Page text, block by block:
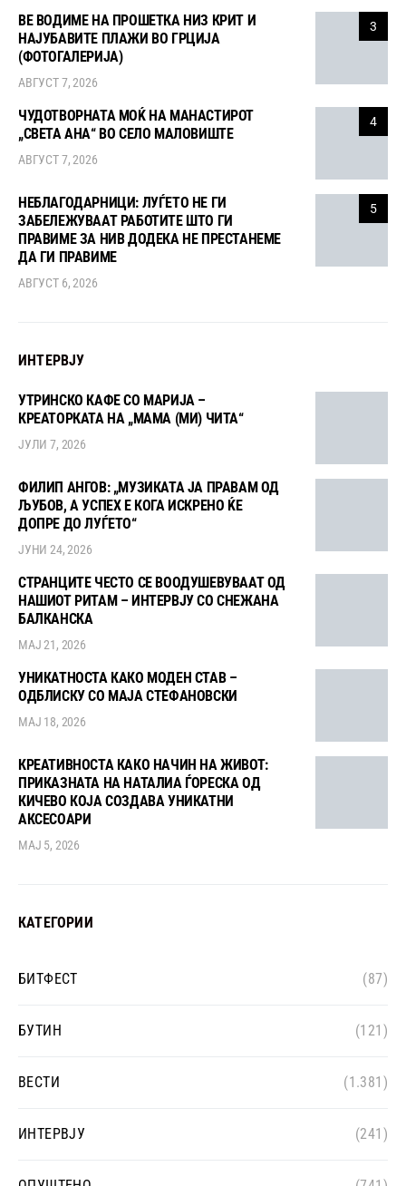
3
ВЕ ВОДИМЕ НА ПРОШЕТКА НИЗ КРИТ И
НАЈУБАВИТЕ ПЛАЖИ ВО ГРЦИЈА
(ФОТОГАЛЕРИЈА)
АВГУСТ 7, 2026
4
ЧУДОТВОРНАТА МОЌ НА МАНАСТИРОТ
„СВЕТА АНА“ ВО СЕЛО МАЛОВИШТЕ
АВГУСТ 7, 2026
5
НЕБЛАГОДАРНИЦИ: ЛУЃЕТО НЕ ГИ
ЗАБЕЛЕЖУВААТ РАБОТИТЕ ШТО ГИ
ПРАВИМЕ ЗА НИВ ДОДЕКА НЕ ПРЕСТАНЕМЕ
ДА ГИ ПРАВИМЕ
АВГУСТ 6, 2026
ИНТЕРВЈУ
УТРИНСКО КАФЕ СО МАРИЈА –
КРЕАТОРКАТА НА „МАМА (МИ) ЧИТА“
ЈУЛИ 7, 2026
ФИЛИП АНГОВ: „МУЗИКАТА ЈА ПРАВАМ ОД
ЉУБОВ, А УСПЕХ Е КОГА ИСКРЕНО ЌЕ
ДОПРЕ ДО ЛУЃЕТО“
ЈУНИ 24, 2026
СТРАНЦИТЕ ЧЕСТО СЕ ВООДУШЕВУВААТ ОД
НАШИОТ РИТАМ – ИНТЕРВЈУ СО СНЕЖАНА
БАЛКАНСКА
МАЈ 21, 2026
УНИКАТНОСТА КАКО МОДЕН СТАВ –
ОДБЛИСКУ СО МАЈА СТЕФАНОВСКИ
МАЈ 18, 2026
КРЕАТИВНОСТА КАКО НАЧИН НА ЖИВОТ:
ПРИКАЗНАТА НА НАТАЛИА ЃОРЕСКА ОД
КИЧЕВО КОЈА СОЗДАВА УНИКАТНИ
АКСЕСОАРИ
МАЈ 5, 2026
КАТЕГОРИИ
БИТФЕСТ (87)
БУТИН (121)
ВЕСТИ (1.381)
ИНТЕРВЈУ (241)